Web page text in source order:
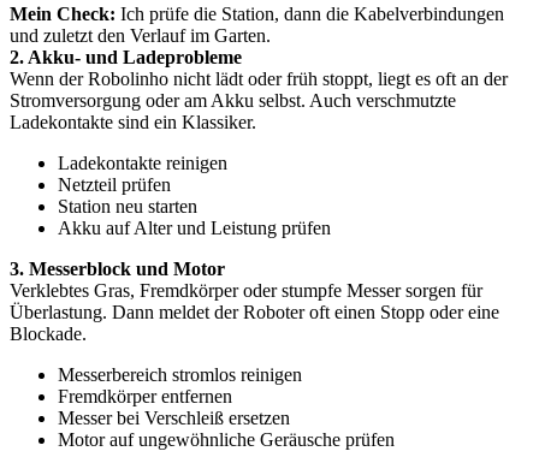
Mein Check: Ich prüfe die Station, dann die Kabelverbindungen
und zuletzt den Verlauf im Garten.
2. Akku- und Ladeprobleme
Wenn der Robolinho nicht lädt oder früh stoppt, liegt es oft an der
Stromversorgung oder am Akku selbst. Auch verschmutzte
Ladekontakte sind ein Klassiker.
Ladekontakte reinigen
Netzteil prüfen
Station neu starten
Akku auf Alter und Leistung prüfen
3. Messerblock und Motor
Verklebtes Gras, Fremdkörper oder stumpfe Messer sorgen für
Überlastung. Dann meldet der Roboter oft einen Stopp oder eine
Blockade.
Messerbereich stromlos reinigen
Fremdkörper entfernen
Messer bei Verschleiß ersetzen
Motor auf ungewöhnliche Geräusche prüfen